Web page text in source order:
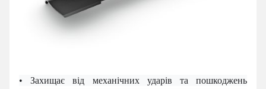
• Захищає від механічних ударів та пошкоджень